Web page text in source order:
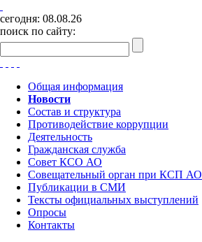
сегодня: 08.08.26
поиск по сайту:
Общая информация
Новости
Состав и структура
Противодействие коррупции
Деятельность
Гражданская служба
Совет КСО АО
Совещательный орган при КСП АО
Публикации в СМИ
Тексты официальных выступлений
Опросы
Контакты